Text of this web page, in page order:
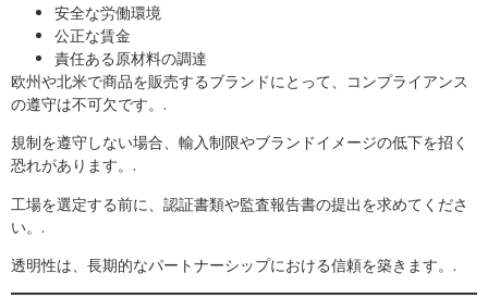
安全な労働環境
公正な賃金
責任ある原材料の調達
欧州や北米で商品を販売するブランドにとって、コンプライアンス
の遵守は不可欠です。.
規制を遵守しない場合、輸入制限やブランドイメージの低下を招く
恐れがあります。.
工場を選定する前に、認証書類や監査報告書の提出を求めてくださ
い。.
透明性は、長期的なパートナーシップにおける信頼を築きます。.